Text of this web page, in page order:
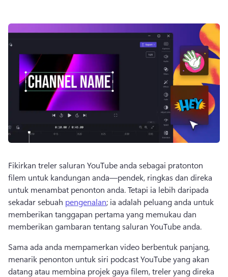
Fikirkan treler saluran YouTube anda sebagai pratonton
filem untuk kandungan anda—pendek, ringkas dan direka
untuk menambat penonton anda. Tetapi ia lebih daripada
sekadar sebuah pengenalan; ia adalah peluang anda untuk
memberikan tanggapan pertama yang memukau dan
memberikan gambaran tentang saluran YouTube anda.
Sama ada anda mempamerkan video berbentuk panjang,
menarik penonton untuk siri podcast YouTube yang akan
datang atau membina projek gaya filem, treler yang direka